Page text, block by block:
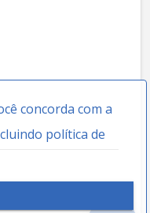
concorda com a
política de